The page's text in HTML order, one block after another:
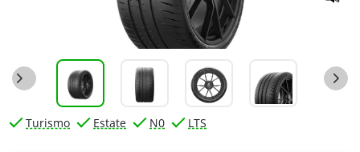
Turismo Estate N0 LTS